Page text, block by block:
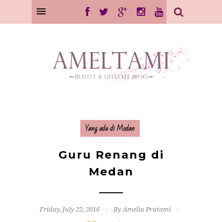
Yang ada di Medan
Guru Renang di
Medan
Friday, July 22, 2016
By Amelia Pratami